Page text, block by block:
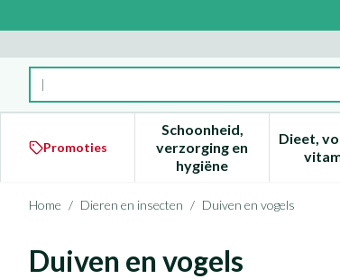
Product, merk, categorie...
Promoties
Schoonheid,
verzorging en
hygiëne
Toon submenu voor
Dieet,
Home / Dieren en insecten / Duiven en vogels
Duiven en vogels